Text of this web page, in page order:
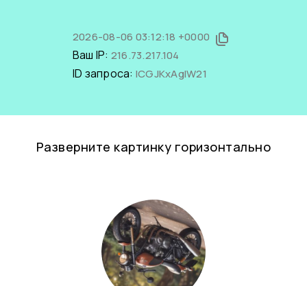
2026-08-06 03:12:18 +0000
Ваш IP: 216.73.217.104
ID запроса: ICGJKxAgIW21
Разверните картинку горизонтально